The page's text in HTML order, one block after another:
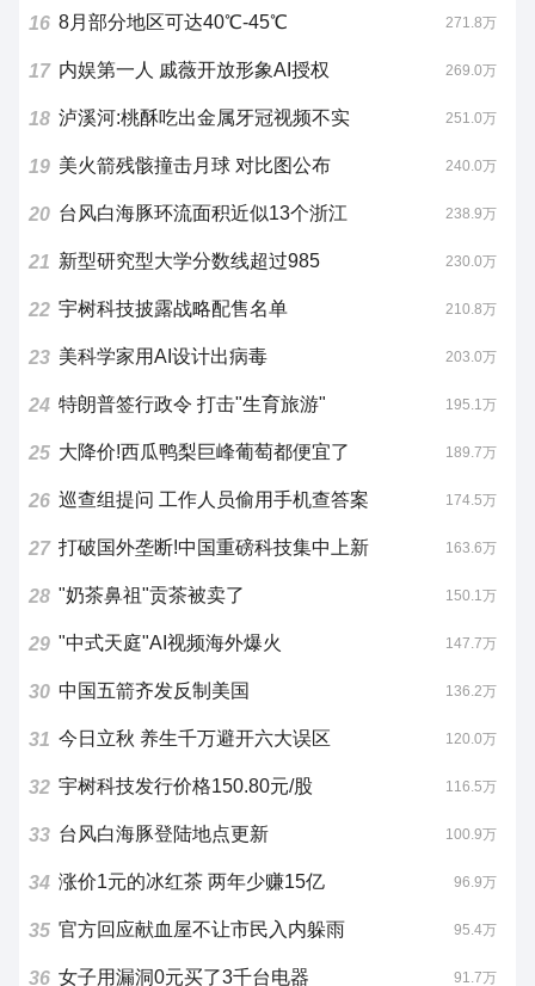
16 8月部分地区可达40℃-45℃ 271.8万
17 内娱第一人 戚薇开放形象AI授权 269.0万
18 泸溪河:桃酥吃出金属牙冠视频不实 251.0万
19 美火箭残骸撞击月球 对比图公布 240.0万
20 台风白海豚环流面积近似13个浙江 238.9万
21 新型研究型大学分数线超过985 230.0万
22 宇树科技披露战略配售名单 210.8万
23 美科学家用AI设计出病毒 203.0万
24 特朗普签行政令 打击"生育旅游" 195.1万
25 大降价!西瓜鸭梨巨峰葡萄都便宜了 189.7万
26 巡查组提问 工作人员偷用手机查答案 174.5万
27 打破国外垄断!中国重磅科技集中上新 163.6万
28 "奶茶鼻祖"贡茶被卖了 150.1万
29 "中式天庭"AI视频海外爆火 147.7万
30 中国五箭齐发反制美国 136.2万
31 今日立秋 养生千万避开六大误区 120.0万
32 宇树科技发行价格150.80元/股 116.5万
33 台风白海豚登陆地点更新 100.9万
34 涨价1元的冰红茶 两年少赚15亿 96.9万
35 官方回应献血屋不让市民入内躲雨 95.4万
36 女子用漏洞0元买了3千台电器 91.7万